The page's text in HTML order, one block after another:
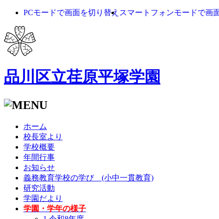
PCモードで画面を切り替え スマートフォンモードで画
品川区立荏原平塚学園
ホーム
校長室より
学校概要
年間行事
お知らせ
義務教育学校の学び (小中一貫教育)
研究活動
学園だより
学園・学年の様子